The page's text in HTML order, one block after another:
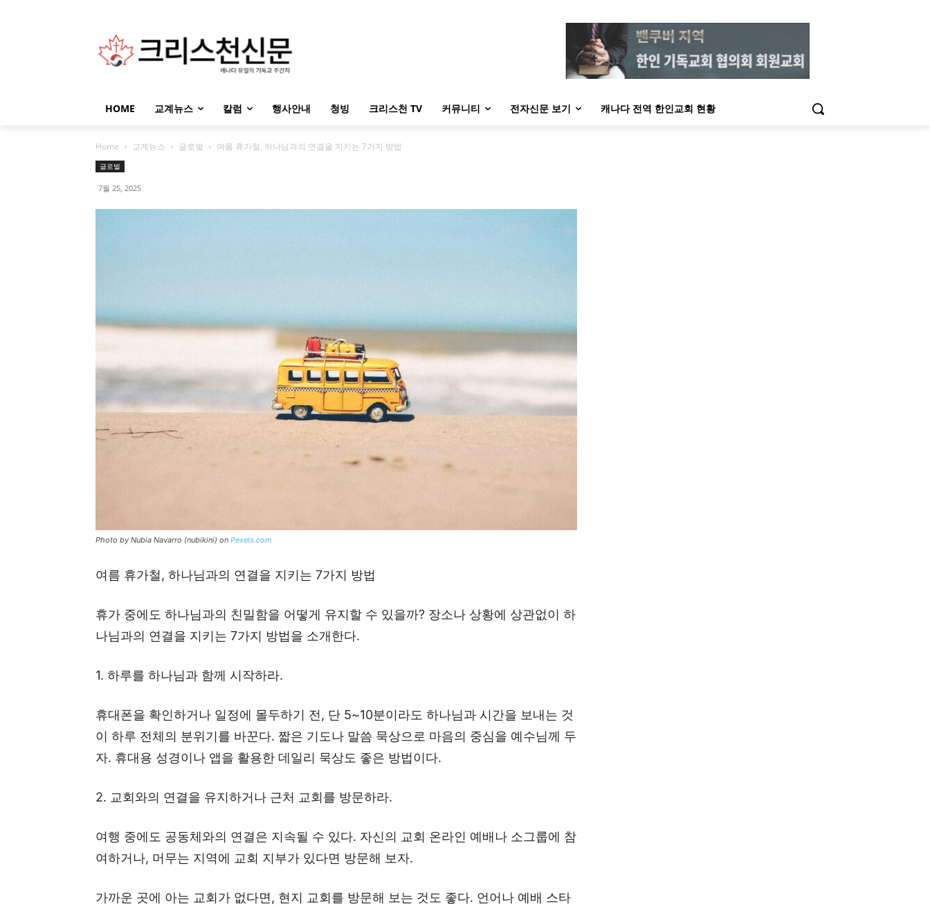
HOME 교계뉴스 칼럼 행사안내 청빙 크리스천 TV 커뮤니티 전자신문 보기 캐나다 전역 한인교회 현황
Home 교계뉴스 글로벌 여름 휴가철, 하나님과의 연결을 지키는 7가지 방법
글로벌
7월 25, 2025
Photo by Nubia Navarro (nubikini) on Pexels.com
여름 휴가철, 하나님과의 연결을 지키는 7가지 방법
휴가 중에도 하나님과의 친밀함을 어떻게 유지할 수 있을까? 장소나 상황에 상관없이 하
나님과의 연결을 지키는 7가지 방법을 소개한다.
1. 하루를 하나님과 함께 시작하라.
휴대폰을 확인하거나 일정에 몰두하기 전, 단 5~10분이라도 하나님과 시간을 보내는 것
이 하루 전체의 분위기를 바꾼다. 짧은 기도나 말씀 묵상으로 마음의 중심을 예수님께 두
자. 휴대용 성경이나 앱을 활용한 데일리 묵상도 좋은 방법이다.
2. 교회와의 연결을 유지하거나 근처 교회를 방문하라.
여행 중에도 공동체와의 연결은 지속될 수 있다. 자신의 교회 온라인 예배나 소그룹에 참
여하거나, 머무는 지역에 교회 지부가 있다면 방문해 보자.
가까운 곳에 아는 교회가 없다면, 현지 교회를 방문해 보는 것도 좋다. 언어나 예배 스타